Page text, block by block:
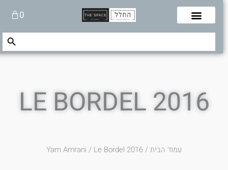
0עגלת
קניות
Search
Search Button
LE BORDEL 2016
עמוד הבית/
Yam Amrani/ Le Bordel 2016